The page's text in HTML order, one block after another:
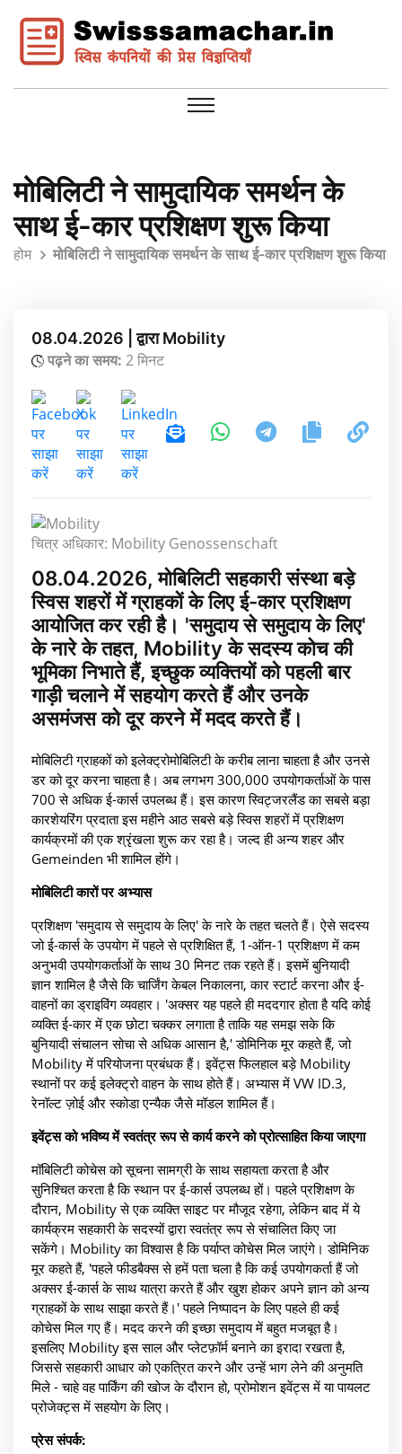
मोबिलिटी ने सामुदायिक समर्थन के
साथ ई-कार प्रशिक्षण शुरू किया
होम मोबिलिटी ने सामुदायिक समर्थन के साथ ई-कार प्रशिक्षण शुरू किया
08.04.2026 | द्वारा Mobility
पढ़ने का समय: 2 मिनट
चित्र अधिकार: Mobility Genossenschaft
08.04.2026, मोबिलिटी सहकारी संस्था बड़े
स्विस शहरों में ग्राहकों के लिए ई-कार प्रशिक्षण
आयोजित कर रही है। 'समुदाय से समुदाय के लिए'
के नारे के तहत, Mobility के सदस्य कोच की
भूमिका निभाते हैं, इच्छुक व्यक्तियों को पहली बार
गाड़ी चलाने में सहयोग करते हैं और उनके
असमंजस को दूर करने में मदद करते हैं।
मोबिलिटी ग्राहकों को इलेक्ट्रोमोबिलिटी के करीब लाना चाहता है और उनसे
डर को दूर करना चाहता है। अब लगभग 300,000 उपयोगकर्ताओं के पास
700 से अधिक ई-कार्स उपलब्ध हैं। इस कारण स्विट्जरलैंड का सबसे बड़ा
कारशेयरिंग प्रदाता इस महीने आठ सबसे बड़े स्विस शहरों में प्रशिक्षण
कार्यक्रमों की एक श्रृंखला शुरू कर रहा है। जल्द ही अन्य शहर और
Gemeinden भी शामिल होंगे।
मोबिलिटी कारों पर अभ्यास
प्रशिक्षण 'समुदाय से समुदाय के लिए' के नारे के तहत चलते हैं। ऐसे सदस्य
जो ई-कार्स के उपयोग में पहले से प्रशिक्षित हैं, 1-ऑन-1 प्रशिक्षण में कम
अनुभवी उपयोगकर्ताओं के साथ 30 मिनट तक रहते हैं। इसमें बुनियादी
ज्ञान शामिल है जैसे कि चार्जिंग केबल निकालना, कार स्टार्ट करना और ई-
वाहनों का ड्राइविंग व्यवहार। 'अक्सर यह पहले ही मददगार होता है यदि कोई
व्यक्ति ई-कार में एक छोटा चक्कर लगाता है ताकि यह समझ सके कि
बुनियादी संचालन सोचा से अधिक आसान है,' डोमिनिक मूर कहते हैं, जो
Mobility में परियोजना प्रबंधक हैं। इवेंट्स फिलहाल बड़े Mobility
स्थानों पर कई इलेक्ट्रो वाहन के साथ होते हैं। अभ्यास में VW ID.3,
रेनॉल्ट ज़ोई और स्कोडा एन्यैक जैसे मॉडल शामिल हैं।
इवेंट्स को भविष्य में स्वतंत्र रूप से कार्य करने को प्रोत्साहित किया जाएगा
मॉबिलिटी कोचेस को सूचना सामग्री के साथ सहायता करता है और
सुनिश्चित करता है कि स्थान पर ई-कार्स उपलब्ध हों। पहले प्रशिक्षण के
दौरान, Mobility से एक व्यक्ति साइट पर मौजूद रहेगा, लेकिन बाद में ये
कार्यक्रम सहकारी के सदस्यों द्वारा स्वतंत्र रूप से संचालित किए जा
सकेंगे। Mobility का विश्वास है कि पर्याप्त कोचेस मिल जाएंगे। डोमिनिक
मूर कहते हैं, 'पहले फीडबैक्स से हमें पता चला है कि कई उपयोगकर्ता हैं जो
अक्सर ई-कार्स के साथ यात्रा करते हैं और खुश होकर अपने ज्ञान को अन्य
ग्राहकों के साथ साझा करते हैं।' पहले निष्पादन के लिए पहले ही कई
कोचेस मिल गए हैं। मदद करने की इच्छा समुदाय में बहुत मजबूत है।
इसलिए Mobility इस साल और प्लेटफ़ॉर्म बनाने का इरादा रखता है,
जिससे सहकारी आधार को एकत्रित करने और उन्हें भाग लेने की अनुमति
मिले - चाहे वह पार्किंग की खोज के दौरान हो, प्रोमोशन इवेंट्स में या पायलट
प्रोजेक्ट्स में सहयोग के लिए।
प्रेस संपर्क: